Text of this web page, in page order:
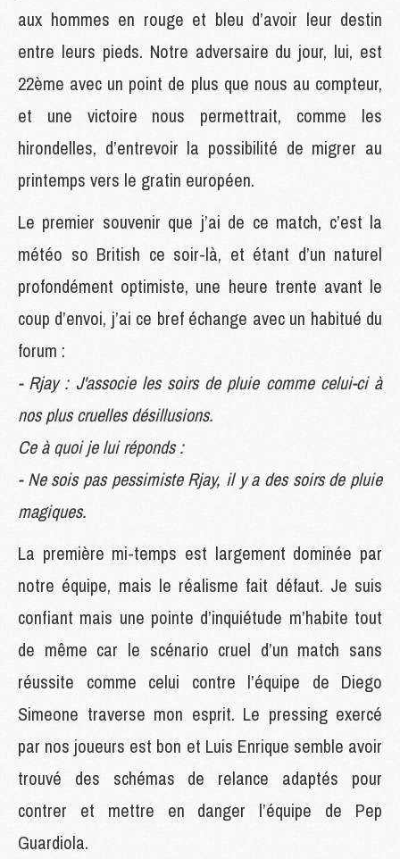
aux hommes en rouge et bleu d’avoir leur destin
entre leurs pieds. Notre adversaire du jour, lui, est
22ème avec un point de plus que nous au compteur,
et une victoire nous permettrait, comme les
hirondelles, d’entrevoir la possibilité de migrer au
printemps vers le gratin européen.
Le premier souvenir que j’ai de ce match, c’est la
météo so British ce soir-là, et étant d’un naturel
profondément optimiste, une heure trente avant le
coup d’envoi, j’ai ce bref échange avec un habitué du
forum :
- Rjay : J'associe les soirs de pluie comme celui-ci à
nos plus cruelles désillusions.
Ce à quoi je lui réponds :
- Ne sois pas pessimiste Rjay, il y a des soirs de pluie
magiques.
La première mi-temps est largement dominée par
notre équipe, mais le réalisme fait défaut. Je suis
confiant mais une pointe d’inquiétude m’habite tout
de même car le scénario cruel d’un match sans
réussite comme celui contre l’équipe de Diego
Simeone traverse mon esprit. Le pressing exercé
par nos joueurs est bon et Luis Enrique semble avoir
trouvé des schémas de relance adaptés pour
contrer et mettre en danger l’équipe de Pep
Guardiola.